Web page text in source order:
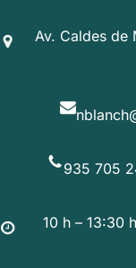
al
Av. Caldes de
935 705
10 h – 13:30